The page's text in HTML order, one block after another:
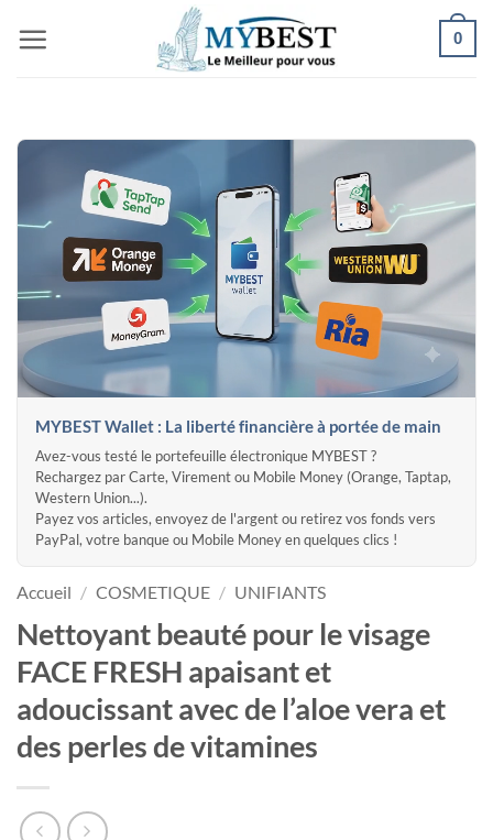
au
0
MYBEST Wallet : La liberté financière à portée de main
Avez-vous testé le portefeuille électronique MYBEST ?
Rechargez par Carte, Virement ou Mobile Money (Orange, Taptap,
Western Union...).
Payez vos articles, envoyez de l'argent ou retirez vos fonds vers
PayPal, votre banque ou Mobile Money en quelques clics !
Accueil / COSMETIQUE / UNIFIANTS
Nettoyant beauté pour le visage
FACE FRESH apaisant et
adoucissant avec de l’aloe vera et
des perles de vitamines